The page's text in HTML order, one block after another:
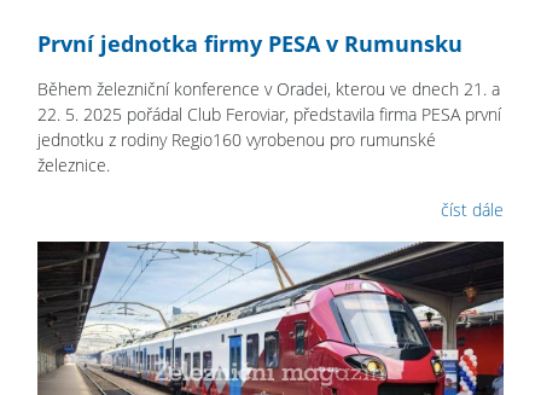
První jednotka firmy PESA v Rumunsku
Během železniční konference v Oradei, kterou ve dnech 21. a
22. 5. 2025 pořádal Club Feroviar, představila firma PESA první
jednotku z rodiny Regio160 vyrobenou pro rumunské
železnice.
číst dále